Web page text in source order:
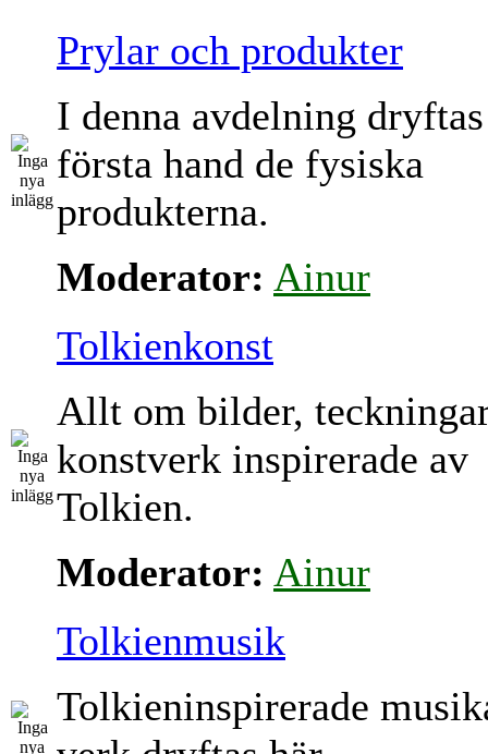
Prylar och produkter
I denna avdelning
första hand de fysiska
produkterna.
Moderator: Ainur
Tolkienkonst
Allt om bilder,
konstverk inspirerade av
Tolkien.
Moderator: Ainur
Tolkienmusik
Tolkieninspirerade